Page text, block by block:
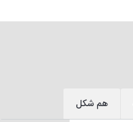
هم شکل